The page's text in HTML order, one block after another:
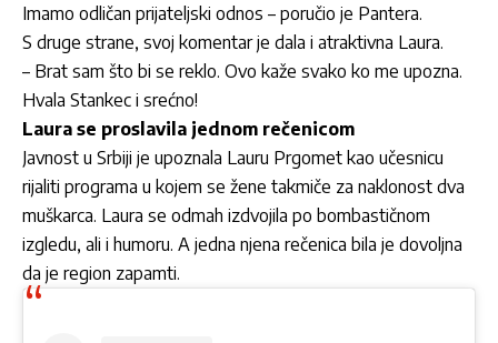
Imamo odličan prijateljski odnos – poručio je Pantera.
S druge strane, svoj komentar je dala i atraktivna Laura.
– Brat sam što bi se reklo. Ovo kaže svako ko me upozna.
Hvala Stankec i srećno!
Laura se proslavila jednom rečenicom
Javnost u Srbiji je upoznala Lauru Prgomet kao učesnicu
rijaliti programa u kojem se žene takmiče za naklonost dva
muškarca. Laura se odmah izdvojila po bombastičnom
izgledu, ali i humoru. A jedna njena rečenica bila je dovoljna
da je region zapamti.